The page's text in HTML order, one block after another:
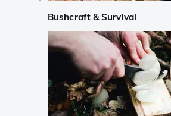
Bushcraft & Survival